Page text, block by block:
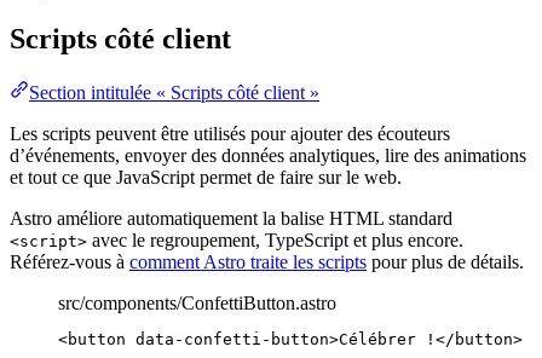
Scripts côté client
Section intitulée « Scripts côté client »
Les scripts peuvent être utilisés pour ajouter des écouteurs
d’événements, envoyer des données analytiques, lire des animations
et tout ce que JavaScript permet de faire sur le web.
Astro améliore automatiquement la balise HTML standard
<script> avec le regroupement, TypeScript et plus encore.
Référez-vous à comment Astro traite les scripts pour plus de détails.
src/components/ConfettiButton.astro
<button data-confetti-button>Célébrer ! </ button>